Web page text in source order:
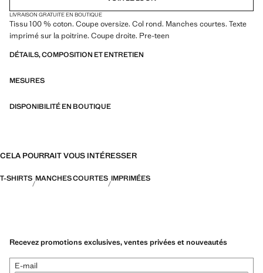
LIVRAISON GRATUITE EN BOUTIQUE
Tissu 100 % coton. Coupe oversize. Col rond. Manches courtes. Texte
imprimé sur la poitrine. Coupe droite. Pre-teen
DÉTAILS, COMPOSITION ET ENTRETIEN
MESURES
DISPONIBILITÉ EN BOUTIQUE
CELA POURRAIT VOUS INTÉRESSER
T-SHIRTS MANCHES COURTES IMPRIMÉES
Recevez promotions exclusives, ventes privées et nouveautés
E-mail